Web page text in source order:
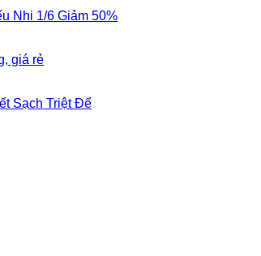
Nhi 1/6 Giảm 50%
giá rẻ
Sạch Triệt Để